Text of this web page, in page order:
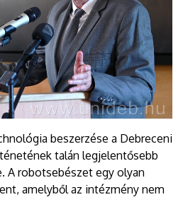
beszerzése a Debreceni
talán legjelentősebb
A robotsebészet egy olyan
amelyből az intézmény nem